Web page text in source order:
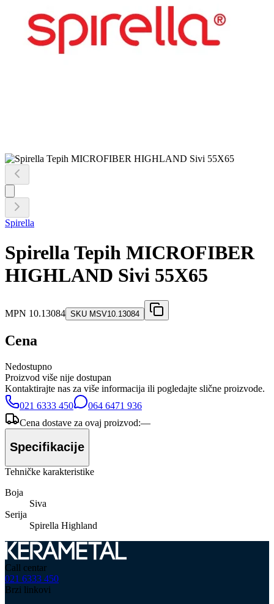
Spirella
Spirella Tepih MICROFIBER
HIGHLAND Sivi 55X65
MPN 10.13084 SKU MSV10.13084
Cena
Nedostupno
Proizvod više nije dostupan
Kontaktirajte nas za više informacija ili pogledajte slične proizvode.
021 6333 450
064 6471 936
Cena dostave za ovaj proizvod:—
Specifikacije
Tehničke karakteristike
Boja
Siva
Serija
Spirella Highland
Call centar
021 6333 450
Brzi linkovi